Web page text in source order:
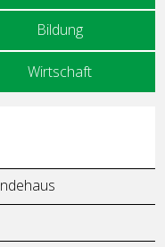
Bildung
Wirtschaft